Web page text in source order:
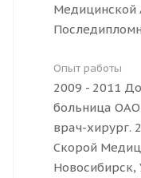
Медицинской
Опыт работы
2009 - 2011
больница
врач-хирург.
Скорой
Новосибирск,